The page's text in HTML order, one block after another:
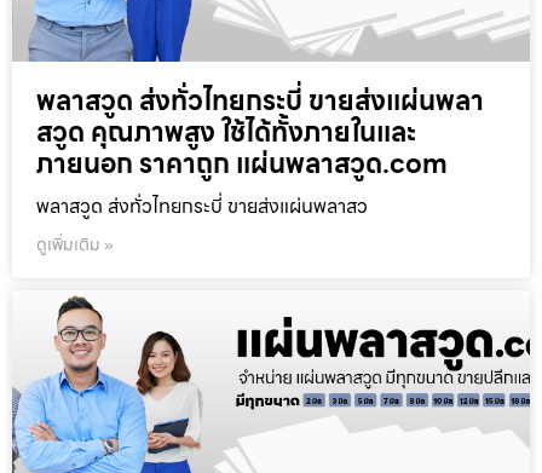
พลาสวูด ส่งทั่วไทยกระบี่ ขายส่งแผ่นพลา
สวูด คุณภาพสูง ใช้ได้ทั้งภายในและ
ภายนอก ราคาถูก แผ่นพลาสวูด.com
พลาสวูด ส่งทั่วไทยกระบี่ ขายส่งแผ่นพลาสว
ดูเพิ่มเติม »